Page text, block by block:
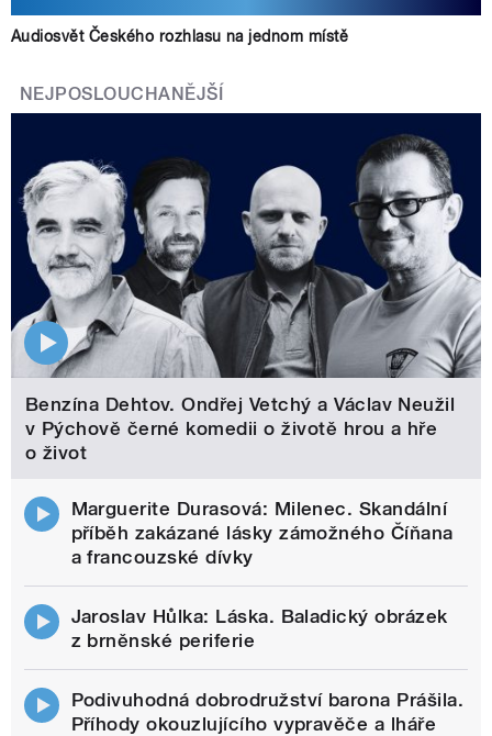
Audiosvět Českého rozhlasu na jednom místě
NEJPOSLOUCHANĚJŠÍ
Benzína Dehtov. Ondřej Vetchý a Václav Neužil
v Pýchově černé komedii o životě hrou a hře
o život
Marguerite Durasová: Milenec. Skandální
příběh zakázané lásky zámožného Číňana
a francouzské dívky
Jaroslav Hůlka: Láska. Baladický obrázek
z brněnské periferie
Podivuhodná dobrodružství barona Prášila.
Příhody okouzlujícího vypravěče a lháře